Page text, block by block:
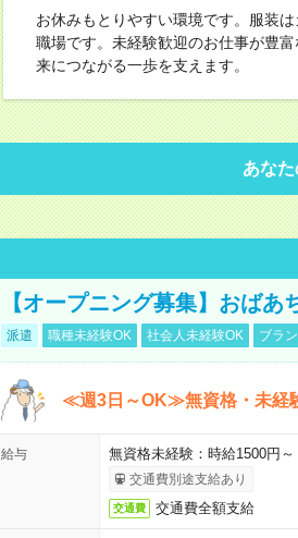
お休みもとりやすい環境です。服装
職場です。未経験歓迎のお仕事が豊
来につながる一歩を支えます。
あな
【オープニング募集】おば
派遣 職種未経験OK 社会人未経験OK ブラ
≪週3日～OK≫無資格・未経
給与 無資格未経験：時給1500
交通費別途支給あり
交通費 交通費全額支給